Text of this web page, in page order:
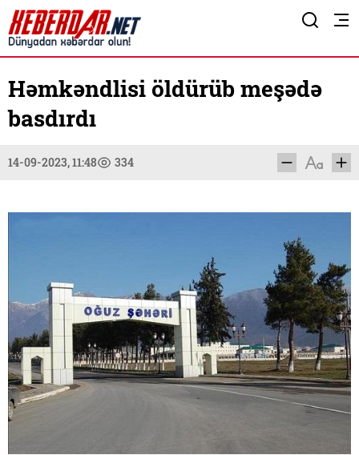
Həmkəndlisi öldürüb meşədə
basdırdı
14-09-2023, 11:48 334